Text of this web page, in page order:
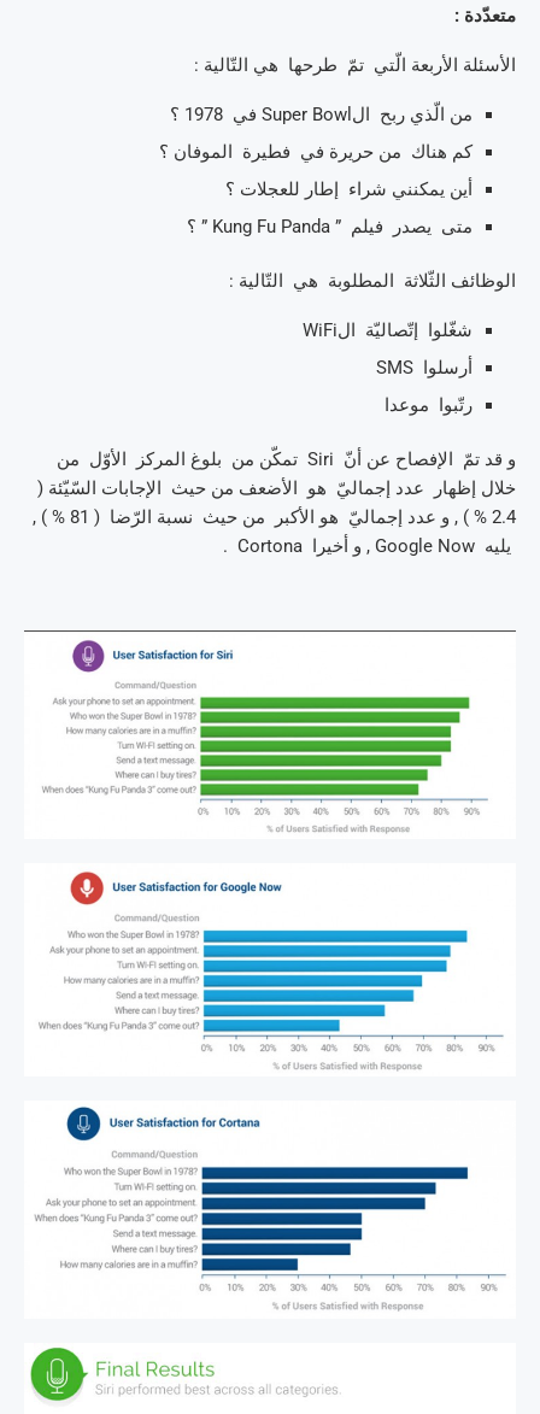
متعدّدة :
الأسئلة الأربعة الّتي تمّ طرحها هي التّالية :
من الّذي ربح الSuper Bowl في 1978 ؟
كم هناك من حريرة في فطيرة الموفان ؟
أين يمكنني شراء إطار للعجلات ؟
متى يصدر فيلم ” Kung Fu Panda ” ؟
الوظائف الثّلاثة المطلوبة هي التّالية :
شغّلوا إتّصاليّة الWiFi
أرسلوا SMS
رتّبوا موعدا
و قد تمّ الإفصاح عن أنّ Siri تمكّن من بلوغ المركز الأوّل من
خلال إظهار عدد إجماليّ هو الأضعف من حيث الإجابات السّيّئة (
2.4 % ) , و عدد إجماليّ هو الأكبر من حيث نسبة الرّضا ( 81 % ) ,
يليه Google Now , و أخيرا Cortona .